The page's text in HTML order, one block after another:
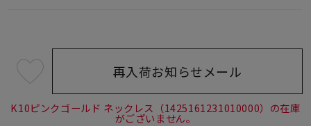
¥57,200 (tax
in)
再入荷お知らせメール
K10ピンクゴールド ネックレス（1425161231010000）の在庫
がございません。